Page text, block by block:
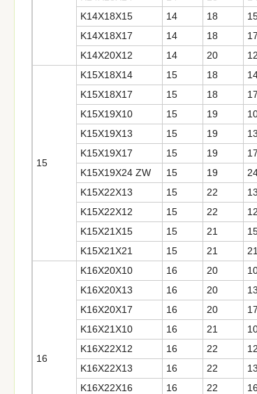
K14X18X15
14 18
K14X18X17
14 18 17
K14X20X12
14 20 12
15
K15X18X14 15 18
K15X18X17
15 18 17
K15X19X10
15 19
K15X19X13
15 19 13
K15X19X17
15 19 17
K15X19X24 ZW
15 19
K15X22X13
15 22 13
K15X22X12
15 22 12
K15X21X15
15 21
K15X21X21
15 21 21
16
K16X20X10 16 20
K16X20X13
16 20 13
K16X20X17
16 20 17
K16X21X10
16 21
K16X22X12
16 22 12
K16X22X13
16 22 13
K16X22X16
16 22 16